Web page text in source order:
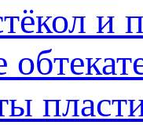
и